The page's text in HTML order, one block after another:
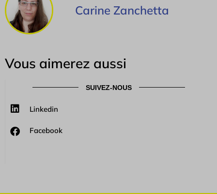
Carine Zanchetta
Vous aimerez aussi
SUIVEZ-NOUS
Linkedin
Facebook